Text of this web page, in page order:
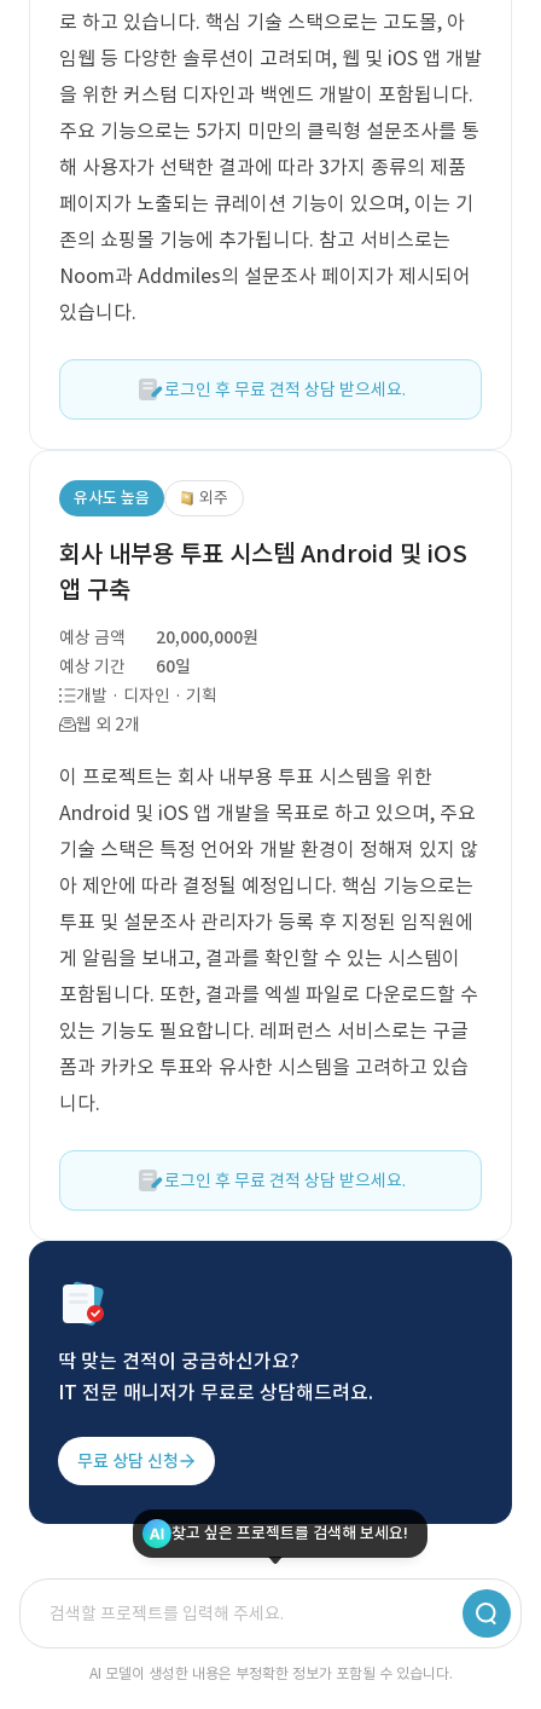
로 하고 있습니다. 핵심 기술 스택으로는 고도몰, 아
임웹 등 다양한 솔루션이 고려되며, 웹 및 iOS 앱 개발
을 위한 커스텀 디자인과 백엔드 개발이 포함됩니다.
주요 기능으로는 5가지 미만의 클릭형 설문조사를 통
해 사용자가 선택한 결과에 따라 3가지 종류의 제품
페이지가 노출되는 큐레이션 기능이 있으며, 이는 기
존의 쇼핑몰 기능에 추가됩니다. 참고 서비스로는
Noom과 Addmiles의 설문조사 페이지가 제시되어
있습니다.
로그인 후 무료 견적 상담 받으세요.
유사도 높음 외주
회사 내부용 투표 시스템 Android 및 iOS
앱 구축
예상 금액
20,000,000원
예상 기간
60일
개발 · 디자인 · 기획
웹 외 2개
이 프로젝트는 회사 내부용 투표 시스템을 위한
Android 및 iOS 앱 개발을 목표로 하고 있으며, 주요
기술 스택은 특정 언어와 개발 환경이 정해져 있지 않
아 제안에 따라 결정될 예정입니다. 핵심 기능으로는
투표 및 설문조사 관리자가 등록 후 지정된 임직원에
게 알림을 보내고, 결과를 확인할 수 있는 시스템이
포함됩니다. 또한, 결과를 엑셀 파일로 다운로드할 수
있는 기능도 필요합니다. 레퍼런스 서비스로는 구글
폼과 카카오 투표와 유사한 시스템을 고려하고 있습
니다.
로그인 후 무료 견적 상담 받으세요.
딱 맞는 견적이 궁금하신가요?
IT 전문 매니저가 무료로 상담해드려요.
무료 상담 신청
찾고 싶은 프로젝트를 검색해 보세요!
AI 모델이 생성한 내용은 부정확한 정보가 포함될 수 있습니다.